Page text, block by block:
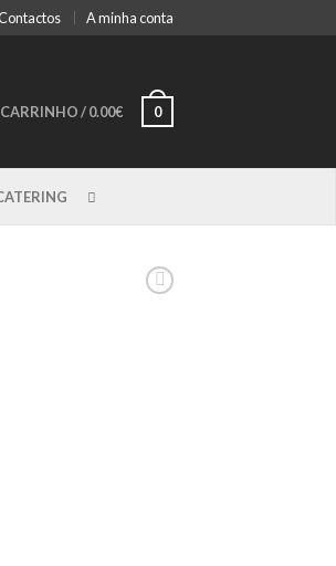
A minha conta
CARRINHO/0.00€ 0